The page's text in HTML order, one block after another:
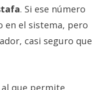
. Si ese número
en el sistema, pero
casi seguro que